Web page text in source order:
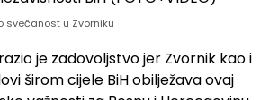
svečanost u Zvorniku
je zadovoljstvo jer Zvornik kao i
širom cijele BiH obilježava ovaj